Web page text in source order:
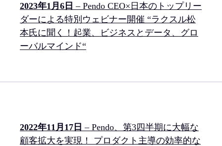
2023年1月6日 – Pendo CEO×日本のトップリー
ダーによる特別ウェビナー開催 “ラクスル松
本氏に聞く！起業、ビジネスとデータ、グロ
ーバルマインド“
2022年11月17日 – Pendo、第3四半期に大幅な
顧客拡大を実現！ プロダクト主導の効率的な